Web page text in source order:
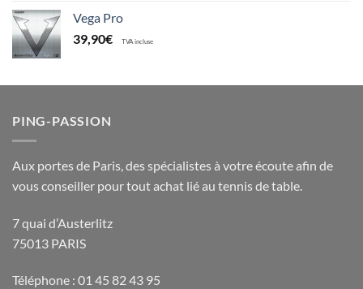
Vega Pro
39,90€ TVA incluse
PING-PASSION
Aux portes de Paris, des spécialistes à votre écoute afin de
vous conseiller pour tout achat lié au tennis de table.
7 quai d’Austerlitz
75013 PARIS
Téléphone : 01 45 82 43 95